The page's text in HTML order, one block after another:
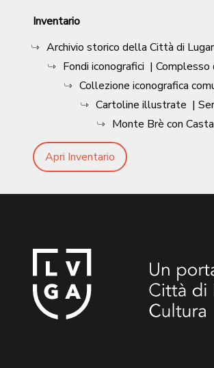
Inventario
Archivio storico della Città di
Fondi iconografici | Complesso
Collezione iconografica
Cartoline illustrate |
Monte Brè con
Apri Inventario